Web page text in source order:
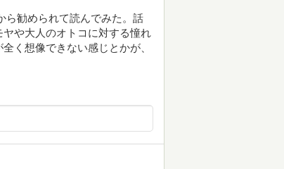
ら勧められて読んでみた。話
や大人のオトコに対する憧れ
く想像できない感じとかが、